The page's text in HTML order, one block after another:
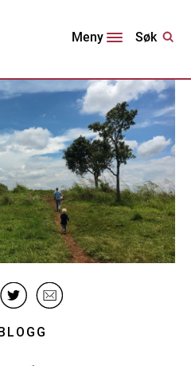
Meny Søk